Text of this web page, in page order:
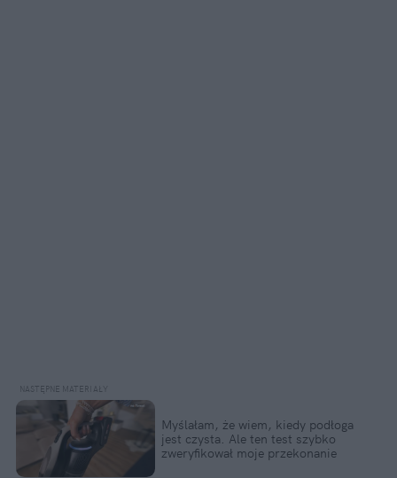
Myślałam, że wiem, kiedy podłoga
jest czysta. Ale ten test szybko
zweryfikował moje przekonanie